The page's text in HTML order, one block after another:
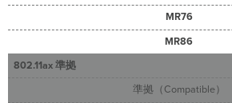
MR76
MR86
802.11ax 準拠
準拠（Compatible）